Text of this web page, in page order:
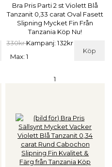
Bra Pris Parti 2 st Violett Blå
Tanzanit 0,33 carat Oval Fasett
Slipning Mycket Fin Från
Tanzania Köp Nu!
330krKampanj: 132kr
Köp
Max: 1
1